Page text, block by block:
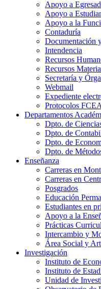
Apoyo a
Apoyo a
Apoyo a la
Contaduría
Documentación
Intendencia
Recursos
Recursos
Secretaría y
Webmail
Expediente
Protocolos FCEA
Departamentos
Dpto. de
Dpto. de
Dpto. de
Dpto. de
Enseñanza
Carreras en
Carreras en
Posgrados
Educación
Estudiantes en
Apoyo a la
Prácticas
Intercambio y
Área Social y
Investigación
Instituto de
Instituto de
Unidad de